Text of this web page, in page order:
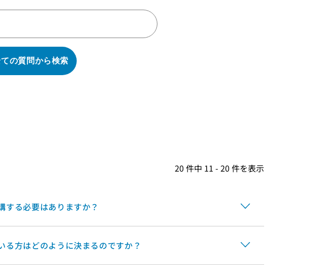
の質問から検索
20 件中 11 - 20 件を表示
する必要はありますか？
方はどのように決まるのですか？